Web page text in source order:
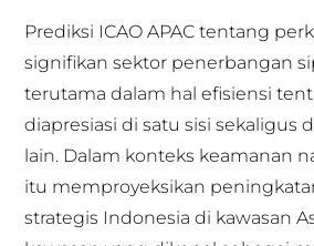
Prediksi ICAO APAC tentang
signifikan sektor penerbangan
terutama dalam hal efisiensi
diapresiasi di satu sisi sekaligus
lain. Dalam konteks keamanan
itu memproyeksikan
strategis Indonesia di kawasan